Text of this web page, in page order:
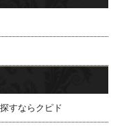
すならクピド